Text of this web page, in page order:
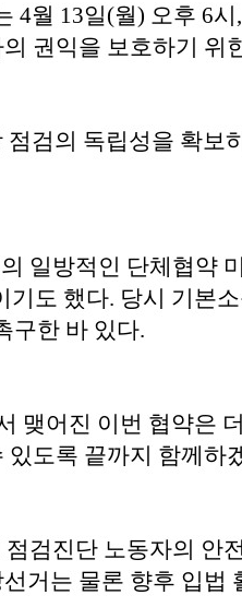
월 13일(월) 오후 6
권익을 보호하기 위
검의 독립성을 확보
일방적인 단체협약
도 했다. 당시 기본
구한 바 있다.
어진 이번 협약은
도록 끝까지 함께하
검진단 노동자의 안
거는 물론 향후 입법